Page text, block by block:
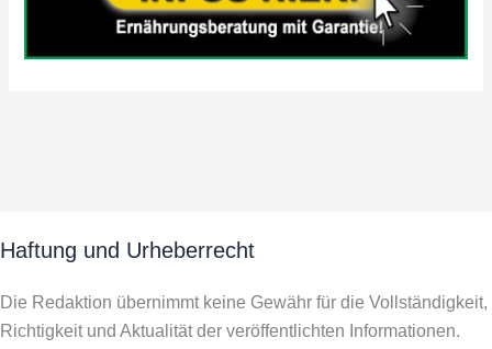
Haftung und Urheberrecht
Die Redaktion übernimmt keine Gewähr für die Vollständigkeit,
Richtigkeit und Aktualität der veröffentlichten Informationen.